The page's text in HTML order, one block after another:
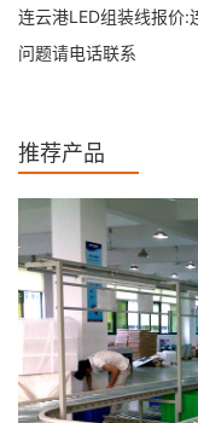
连云港LED组装线报价:
问题请电话联系
推荐产品